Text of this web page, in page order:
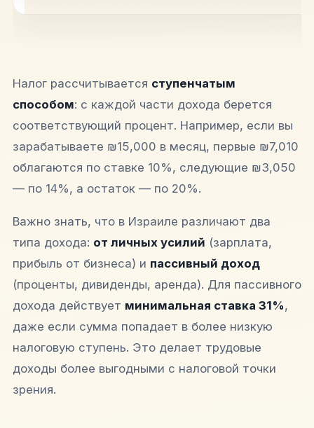
Налог рассчитывается ступенчатым
способом: с каждой части дохода берется
соответствующий процент. Например, если вы
зарабатываете ₪15,000 в месяц, первые ₪7,010
облагаются по ставке 10%, следующие ₪3,050
— по 14%, а остаток — по 20%.​​
Важно знать, что в Израиле различают два
типа дохода: от личных усилий (зарплата,
прибыль от бизнеса) и пассивный доход
(проценты, дивиденды, аренда). Для пассивного
дохода действует минимальная ставка 31%,
даже если сумма попадает в более низкую
налоговую ступень. Это делает трудовые
доходы более выгодными с налоговой точки
зрения.​​